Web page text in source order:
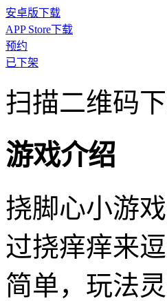
安卓版下载
APP Store下载
预约
已下架
扫描二维码
游戏介绍
挠脚心小游
过挠痒痒来
简单，玩法